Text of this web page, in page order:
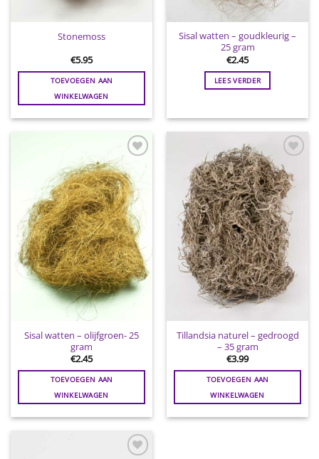
Stonemoss
€5.95
TOEVOEGEN AAN
WINKELWAGEN
Sisal watten – goudkleurig –
25 gram
€2.45
LEES VERDER
Toevoegen
aan
wenslijst
Sisal watten – olijfgroen- 25
gram
€2.45
TOEVOEGEN AAN
WINKELWAGEN
Toevoegen
aan
wenslijst
Tillandsia naturel – gedroogd
– 35 gram
€3.99
TOEVOEGEN AAN
WINKELWAGEN